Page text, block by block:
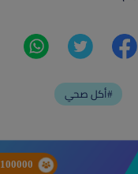
أكل صحي#
100000